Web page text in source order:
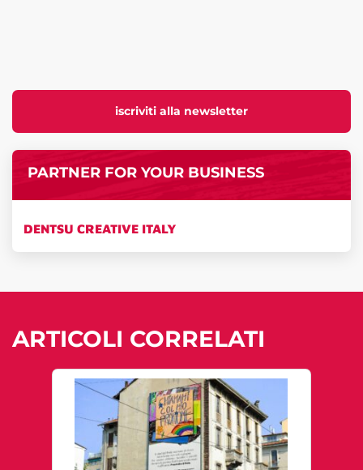
iscriviti alla newsletter
PARTNER FOR YOUR BUSINESS
DENTSU CREATIVE ITALY
ARTICOLI CORRELATI